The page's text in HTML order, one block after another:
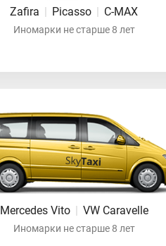
Zafira | Picasso | C-MAX
Иномарки не старше 8 лет
Mercedes Vito | VW Caravelle
Иномарки не старше 8 лет